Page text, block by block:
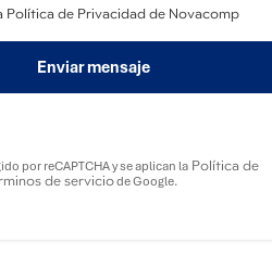
Política de Privacidad de Novacomp
Enviar mensaje
por reCAPTCHA y se aplican la Política de
de serviciode Google.